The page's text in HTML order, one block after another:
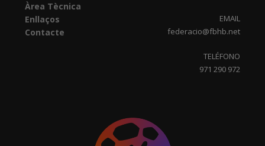
Àrea Tècnica
Enllaços
Contacte
EMAIL
federacio@fbhb.net
TELÉFONO
971 290 972